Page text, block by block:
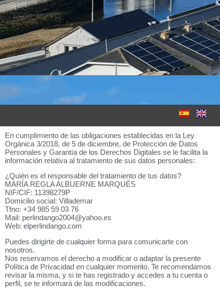
En cumplimiento de las obligaciones establecidas en la Ley
Orgánica 3/2018, de 5 de diciembre, de Protección de Datos
Personales y Garantía de los Derechos Digitales se le facilita la
información relativa al tratamiento de sus datos personales:
¿Quién es el responsable del tratamiento de tus datos?
MARÍA REGLA ALBUERNE MARQUÉS
NIF/CIF: 11398279P
Domicilio social: Villademar
Tfno: +34 985 59 03 76
Mail: perlindango2004@yahoo.es
Web: elperlindango.com
Puedes dirigirte de cualquier forma para comunicarte con
nosotros.
Nos reservamos el derecho a modificar o adaptar la presente
Política de Privacidad en cualquier momento. Te recomendamos
revisar la misma, y si te has registrado y accedes a tu cuenta o
perfil, se te informará de las modificaciones.